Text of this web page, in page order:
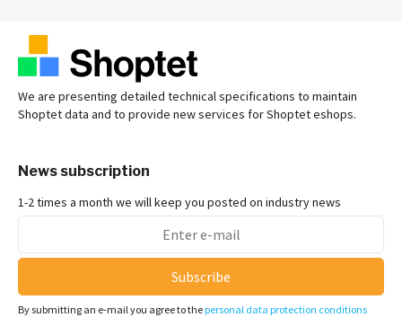
We are presenting detailed technical specifications to maintain
Shoptet data and to provide new services for Shoptet eshops.
News subscription
1-2 times a month we will keep you posted on industry news
Subscribe
By submitting an e-mail you agree to the personal data protection conditions